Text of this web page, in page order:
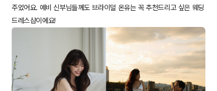
주었어요. 예비 신부님들께도 브라이덜 온유는 꼭 추천드리고 싶은 웨딩
드레스샵이에요!